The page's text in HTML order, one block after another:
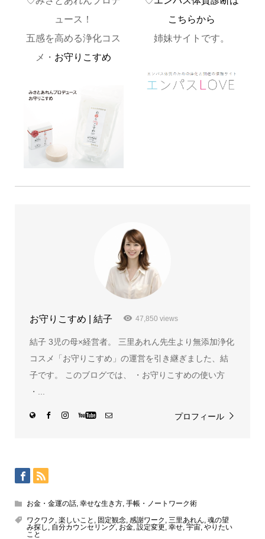
ュース！
五感を高める浄化コス
メ・ お守りこすめ
こちらから
姉妹サイトです。
お守りこすめ | 結子 47,850 views
結子 3児の母×経営者。 三里あれん先生より無添加浄化
コスメ「お守りこすめ」の運営を引き継ぎました、結
子です。 このブログでは、 ・お守りこすめの使い方
・...
プロフィール
お金・金運の話, 幸せな生き方, 手帳・ノートワーク術
ワクワク , 楽しいこと , 固定観念, 感謝ワーク , 三里あれん, 魂の望
み探し , 自分カウンセリング, お金, 設定変更, 幸せ, 宇宙, やりたい
こと